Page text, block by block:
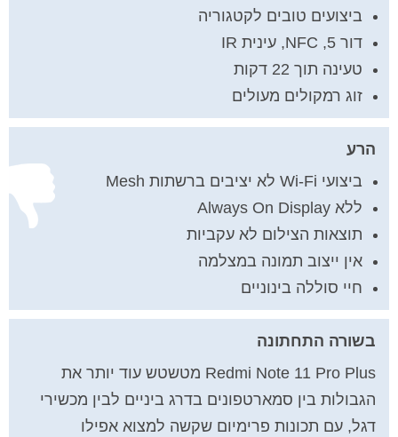
ביצועים טובים לקטגוריה
דור 5, NFC, עינית IR
טעינה תוך 22 דקות
זוג רמקולים מעולים
הרע
ביצועי Wi-Fi לא יציבים ברשתות Mesh
ללא Always On Display
תוצאות הצילום לא עקביות
אין ייצוב תמונה במצלמה
חיי סוללה בינוניים
בשורה התחתונה
Redmi Note 11 Pro Plus מטשטש עוד יותר את
הגבולות בין סמארטפונים בדרג ביניים לבין מכשירי
דגל, עם תכונות פרימיום שקשה למצוא אפילו